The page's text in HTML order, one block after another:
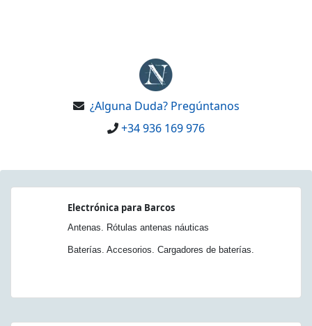
¿Alguna Duda? Pregúntanos
+34 936 169 976
Electrónica para Barcos
Antenas. Rótulas antenas náuticas
Baterías. Accesorios. Cargadores de baterías.